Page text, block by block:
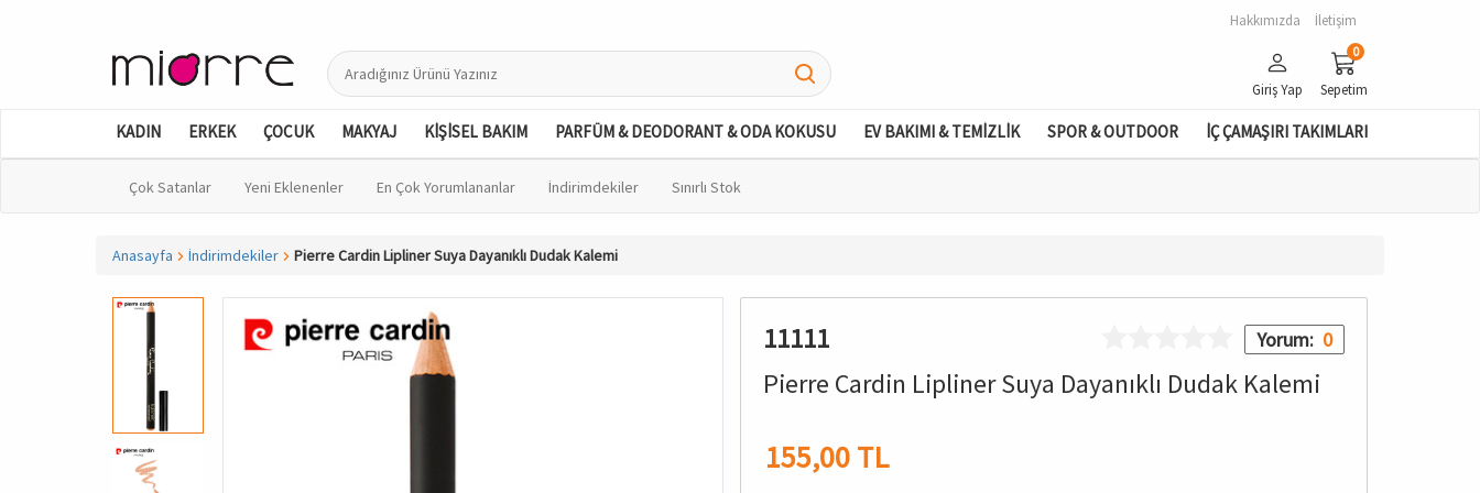
Hakkımızda İletişim
Giriş Yap
0
Sepetim
KADIN ERKEK ÇOCUK MAKYAJ KİŞİSEL BAKIM PARFÜM & DEODORANT & ODA KOKUSU EV BAKIMI & TEMİZLİK SPOR & OUTDOOR İÇ ÇAMAŞIRI TAKIMLARI
Çok Satanlar Yeni Eklenenler En Çok Yorumlananlar İndirimdekiler Sınırlı Stok
Anasayfa İndirimdekiler Pierre Cardin Lipliner Suya Dayanıklı Dudak Kalemi
11111 Yorum: 0
Pierre Cardin Lipliner Suya Dayanıklı Dudak Kalemi
155,00 TL